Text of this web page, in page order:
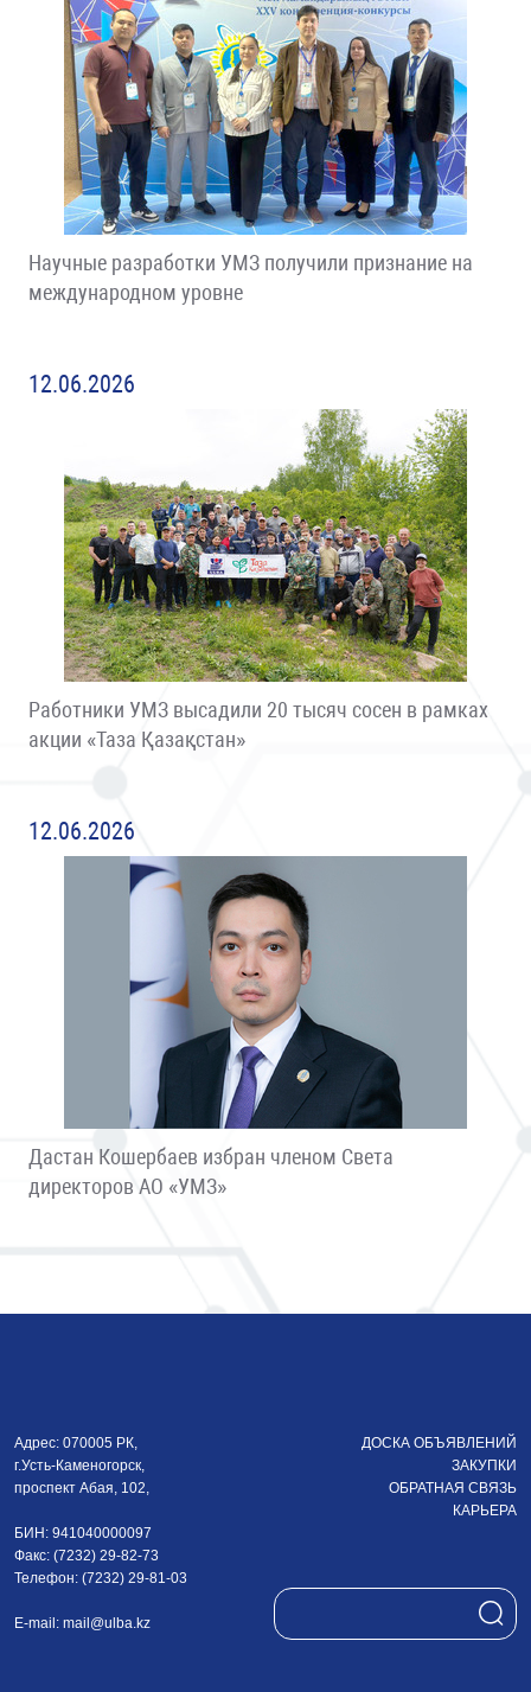
Научные разработки УМЗ получили признание на
международном уровне
12.06.2026
Работники УМЗ высадили 20 тысяч сосен в рамках
акции «Таза Қазақстан»
12.06.2026
Дастан Кошербаев избран членом Света
директоров АО «УМЗ»
Адрес: 070005 РК,
г.Усть-Каменогорск,
проспект Абая, 102,
БИН: 941040000097
Факс: (7232) 29-82-73
Телефон: (7232) 29-81-03
E-mail: mail@ulba.kz
ДОСКА ОБЪЯВЛЕНИЙ
ЗАКУПКИ
ОБРАТНАЯ СВЯЗЬ
КАРЬЕРА